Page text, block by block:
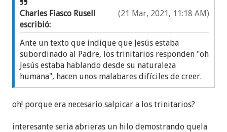
it-2 pág. 1169 Últimos días - escribió:
“Último día.” La Biblia también se refiere a un
“último día” durante el cual tendrá lugar la
resurrección de los muertos. (Jn 6:39, 40, 44;
11:24; compárese con Da 12:13.) En Juan 12:48
este “último día” se relaciona con un tiempo de
juicio. Por lo tanto, es obvio que aplica a un
del período apostólico. (Compárese con 1Te
(21 Mar, 2021, 11:18 AM)
Charles Fiasco Rusell
escribió:
Ante un texto que indique que Jesús estaba
subordinado al Padre, los trinitarios responden "oh
Jesús estaba hablando desde su naturaleza
humana", hacen unos malabares difíciles de creer.
oh! porque era necesario salpicar a los trinitarios?
interesante seria abrieras un hilo demostrando quela